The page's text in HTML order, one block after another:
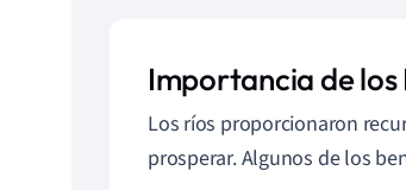
Importancia de los
Los ríos proporcionaron
prosperar. Algunos de los